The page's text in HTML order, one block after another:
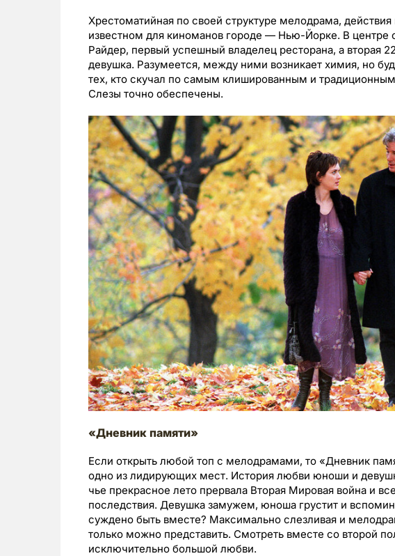
Хрестоматийная по своей структуре мелодрама,
известном для киноманов городе — Нью-Йорке. В центре
Райдер, первый успешный владелец ресторана, а вторая
девушка. Разумеется, между ними возникает химия, но
тех, кто скучал по самым клишированным и
Слезы точно обеспечены.
«Дневник памяти»
Если открыть любой топ с мелодрамами, то «Дневник
одно из лидирующих мест. История любви юноши и
чье прекрасное лето прервала Вторая Мировая война и
последствия. Девушка замужем, юноша грустит и
суждено быть вместе? Максимально слезливая и
только можно представить. Смотреть вместе со второй
исключительно большой любви.